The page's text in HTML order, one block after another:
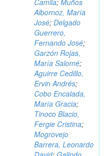
Camila; Muños
Albornoz, María
José; Delgado
Guerrero,
Fernando José;
Garzón Rojas,
María Salomé;
Aguirre Cedillo,
Ervin Andrés;
Cobo Encalada,
María Gracia;
Tinoco Blacio,
Fergie Cristina;
Mogrovejo
Barrera, Leonardo